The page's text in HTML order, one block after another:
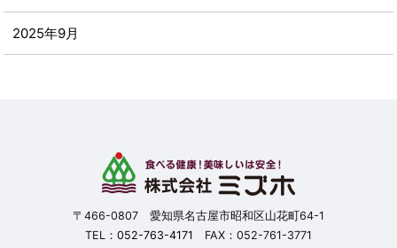
2025年9月
〒466-0807 愛知県名古屋市昭和区山花町64-1
TEL： 052-763-4171 FAX：052-761-3771